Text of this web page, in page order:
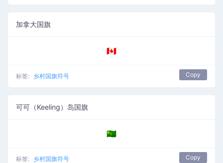
加拿大国旗
🇨🇦
标签: 乡村国旗符号 Copy
可可（Keeling）岛国旗
🇨🇨
标签: 乡村国旗符号 Copy